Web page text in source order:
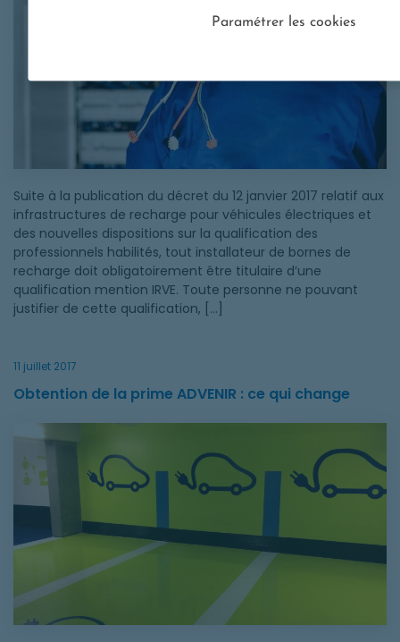
Paramétrer les cookies
Suite à la publication du décret du 12 janvier 2017 relatif aux
infrastructures de recharge pour véhicules électriques et
des nouvelles dispositions sur la qualification des
professionnels habilités, tout installateur de bornes de
recharge doit obligatoirement être titulaire d’une
qualification mention IRVE. Toute personne ne pouvant
justifier de cette qualification, […]
11 juillet 2017
Obtention de la prime ADVENIR : ce qui change
Obtention de la prime ADVENIR : ce qui change